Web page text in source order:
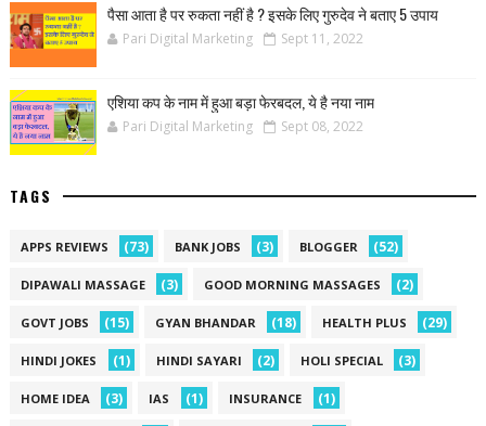
पैसा आता है पर रुकता नहीं है ? इसके लिए गुरुदेव ने बताए 5 उपाय
Pari Digital Marketing Sept 11, 2022
एशिया कप के नाम में हुआ बड़ा फेरबदल, ये है नया नाम
Pari Digital Marketing Sept 08, 2022
TAGS
APPS REVIEWS (73) BANK JOBS (3) BLOGGER (52)
DIPAWALI MASSAGE (3) GOOD MORNING MASSAGES (2)
GOVT JOBS (15) GYAN BHANDAR (18) HEALTH PLUS (29)
HINDI JOKES (1) HINDI SAYARI (2) HOLI SPECIAL (3)
HOME IDEA (3) IAS (1) INSURANCE (1)